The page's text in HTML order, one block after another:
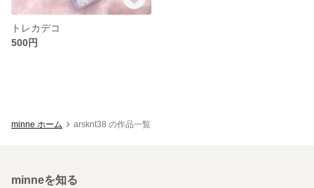
トレカデコ
500円
minne ホーム arsknt38 の作品一覧
minneを知る